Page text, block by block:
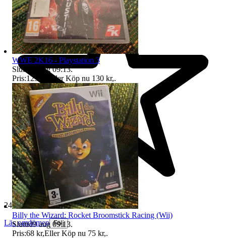
24 425 omdömen
Läs omdömen Följ
WWE 2K16 - Playstation 3
Sluttid
9 aug 09:13.
Pris:125 kr Eller Köp nu 130 kr,.
Billy the Wizard: Rocket Broomstick Racing (Wii)
Sluttid9 aug 09:13.
Pris:68 kr,Eller Köp nu 75 kr,.